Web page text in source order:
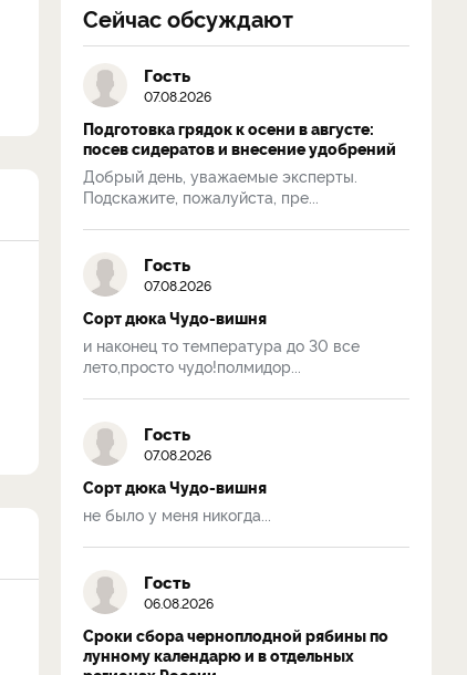
Сейчас обсуждают
Гость
07.08.2026
Подготовка грядок к осени в августе:
посев сидератов и внесение удобрений
Добрый день, уважаемые эксперты.
Подскажите, пожалуйста, пре...
Гость
07.08.2026
Сорт дюка Чудо-вишня
и наконец то температура до 30 все
лето,просто чудо!полмидор...
Гость
07.08.2026
Сорт дюка Чудо-вишня
не было у меня никогда...
Гость
06.08.2026
Сроки сбора черноплодной рябины по
лунному календарю и в отдельных